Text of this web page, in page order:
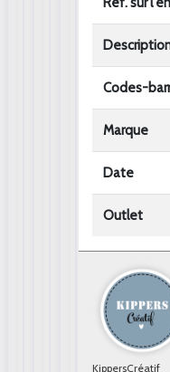
Codes-
Marque
Date
Outlet
KippersCréatif